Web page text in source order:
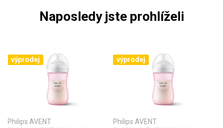
Naposledy jste prohlíželi
výprodej
Philips AVENT
výprodej
Philips AVENT